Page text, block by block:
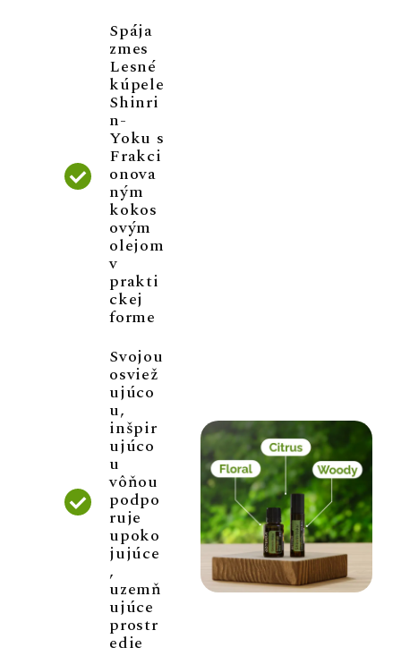
Spája
zmes
Lesné
kúpele
Shinri
n-
Yoku s
Frakci
onova
ným
kokos
ovým
olejom
v
prakti
ckej
forme
Svojou
osviež
ujúco
u,
inšpir
ujúco
u
vôňou
podpo
ruje
upoko
jujúce
,
uzemň
ujúce
prostr
edie